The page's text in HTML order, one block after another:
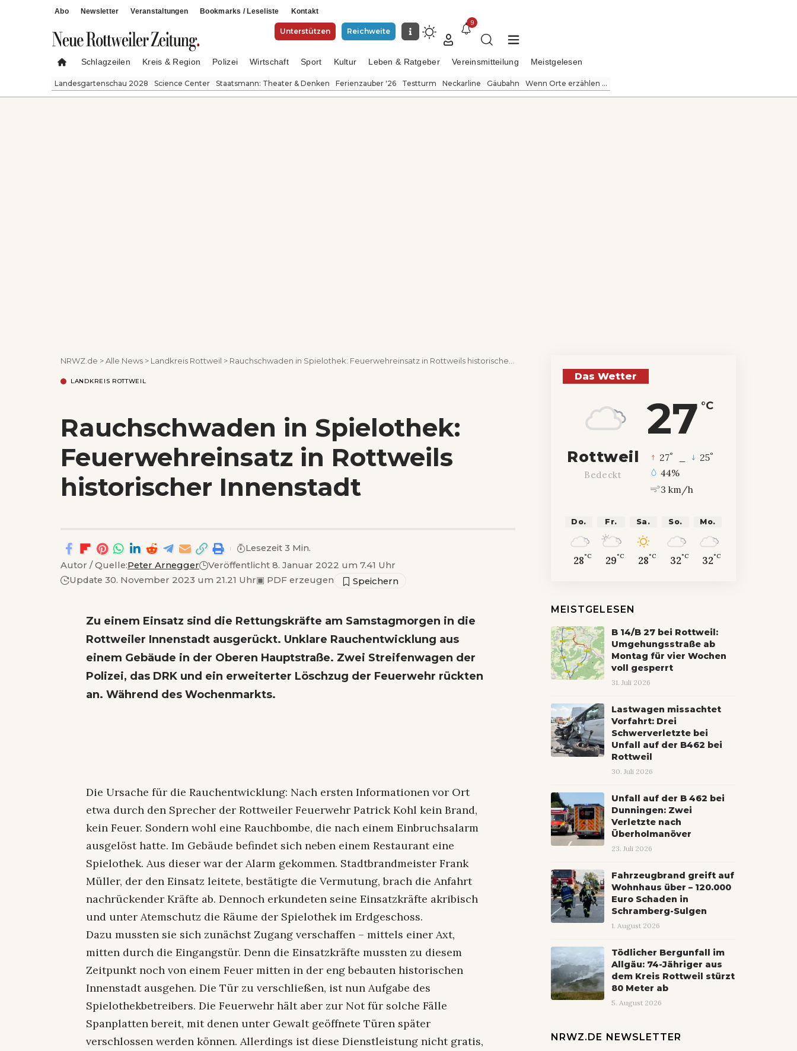
Abo Newsletter Veranstaltungen Bookmarks / Leseliste Kontakt
Unterstützen Reichweite
9
Schlagzeilen Kreis & Region Polizei Wirtschaft Sport Kultur Leben & Ratgeber Vereinsmitteilung Meistgelesen
Landesgartenschau 2028 Science Center Staatsmann: Theater & Denken Ferienzauber '26 Testturm Neckarline Gäubahn Wenn Orte erzählen ...
NRWZ.de >Alle News > Landkreis Rottweil > Rauchschwaden in Spielothek: Feuerwehreinsatz in Rottweils historischer Innenstadt
LANDKREIS ROTTWEIL
Rauchschwaden in Spielothek:
Feuerwehreinsatz in Rottweils
historischer Innenstadt
Autor / Quelle:Peter Arnegger
Veröffentlicht 8. Januar 2022 um 7.41 Uhr
Update 30. November 2023 um 21.21 Uhr▣ PDF erzeugen
Lesezeit 3 Min.
Zu einem Einsatz sind die Rettungskräfte am Samstagmorgen in die
Rottweiler Innenstadt ausgerückt. Unklare Rauchentwicklung aus
einem Gebäude in der Oberen Hauptstraße. Zwei Streifenwagen der
Polizei, das DRK und ein erweiterter Löschzug der Feuerwehr rückten
an. Während des Wochenmarkts.
Die Ursache für die Rauchentwicklung: Nach ersten Informationen vor Ort
etwa durch den Sprecher der Rottweiler Feuerwehr Patrick Kohl kein Brand,
kein Feuer. Sondern wohl eine Rauchbombe, die nach einem Einbruchsalarm
ausgelöst hatte. Im Gebäude befindet sich neben einem Restaurant eine
Spielothek. Aus dieser war der Alarm gekommen. Stadtbrandmeister Frank
Müller, der den Einsatz leitete, bestätigte die Vermutung, brach die Anfahrt
nachrückender Kräfte ab. Dennoch erkundeten seine Einsatzkräfte akribisch
und unter Atemschutz die Räume der Spielothek im Erdgeschoss.
Dazu mussten sie sich zunächst Zugang verschaffen – mittels einer Axt,
mitten durch die Eingangstür. Denn die Einsatzkräfte mussten zu diesem
Zeitpunkt noch von einem Feuer mitten in der eng bebauten historischen
Innenstadt ausgehen. Die Tür zu verschließen, ist nun Aufgabe des
Spielothekbetreibers. Die Feuerwehr hält aber zur Not für solche Fälle
Spanplatten bereit, mit denen unter Gewalt geöffnete Türen später
verschlossen werden können. Allerdings ist diese Dienstleistung nicht gratis,
Das Wetter
27 °C
Rottweil
Bedeckt
27° 25°
44%
3 km/h
Do.
28°C
Fr.
29°C
Sa.
28°C
So.
32°C
Mo.
32°C
MEISTGELESEN
B 14/B 27 bei Rottweil:
Umgehungsstraße ab
Montag für vier Wochen
voll gesperrt
31. Juli 2026
Lastwagen missachtet
Vorfahrt: Drei
Schwerverletzte bei
Unfall auf der B462 bei
Rottweil
30. Juli 2026
Unfall auf der B 462 bei
Dunningen: Zwei
Verletzte nach
Überholmanöver
23. Juli 2026
Fahrzeugbrand greift auf
Wohnhaus über – 120.000
Euro Schaden in
Schramberg-Sulgen
1. August 2026
Tödlicher Bergunfall im
Allgäu: 74-Jähriger aus
dem Kreis Rottweil stürzt
80 Meter ab
5. August 2026
NRWZ.DE NEWSLETTER